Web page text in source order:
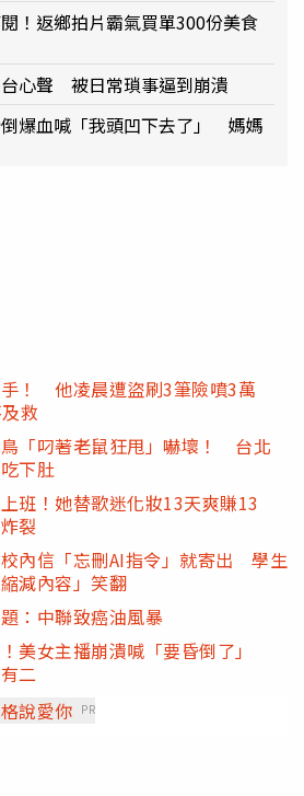
！返鄉拍片霸氣買單300份美食
心聲 被日常瑣事逼到崩潰
爆血喊「我頭凹下去了」 媽媽
！ 他凌晨遭盜刷3筆險噴3萬
救
「叼著老鼠狂甩」嚇壞！ 台北
下肚
班！她替歌迷化妝13天爽賺13
裂
內信「忘刪AI指令」就寄出 學生
減內容」笑翻
：中聯致癌油風暴
美女主播崩潰喊「要昏倒了」
二
說愛你 PR